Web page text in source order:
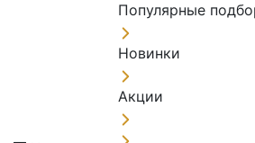
Популярные
Новинки
Акции